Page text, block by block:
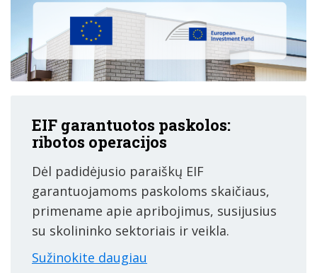
EIF garantuotos paskolos:
ribotos operacijos
Dėl padidėjusio paraiškų EIF
garantuojamoms paskoloms skaičiaus,
primename apie apribojimus, susijusius
su skolininko sektoriais ir veikla.
Sužinokite daugiau